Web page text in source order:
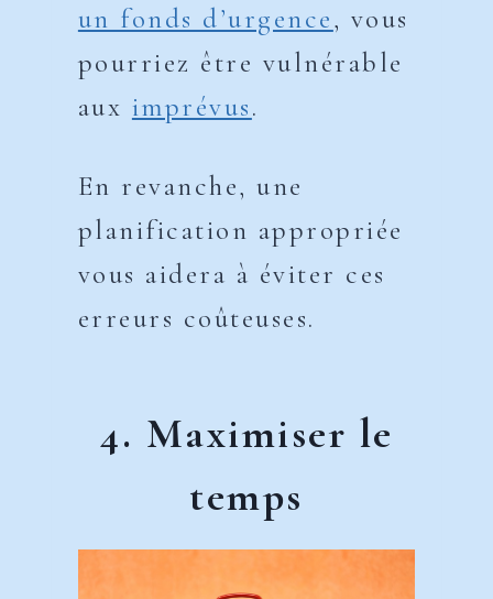
un fonds d’urgence, vous
pourriez être vulnérable
aux imprévus.
En revanche, une
planification appropriée
vous aidera à éviter ces
erreurs coûteuses.
4. Maximiser le
temps